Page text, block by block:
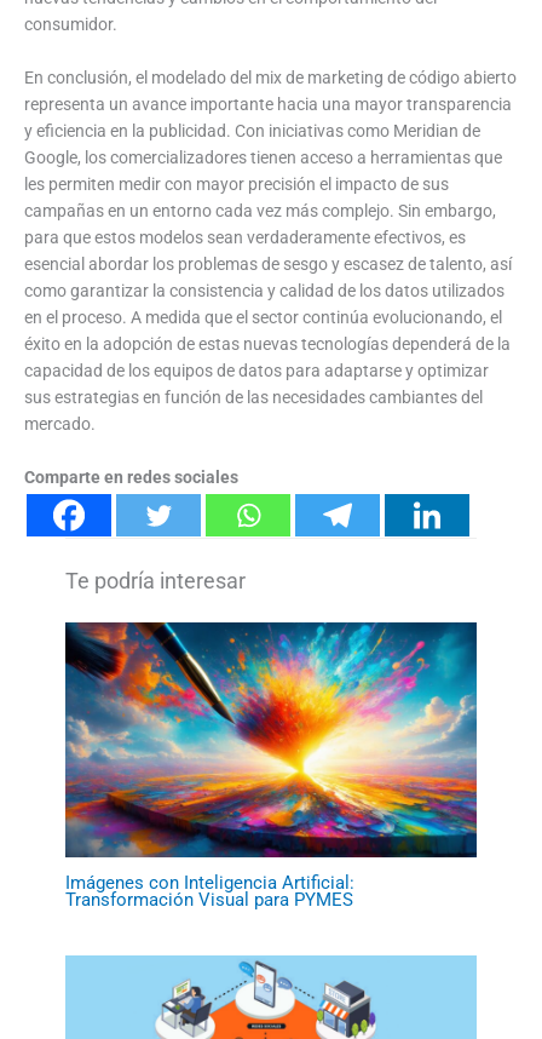
consumidor.
En conclusión, el modelado del mix de marketing de código abierto
representa un avance importante hacia una mayor transparencia
y eficiencia en la publicidad. Con iniciativas como Meridian de
Google, los comercializadores tienen acceso a herramientas que
les permiten medir con mayor precisión el impacto de sus
campañas en un entorno cada vez más complejo. Sin embargo,
para que estos modelos sean verdaderamente efectivos, es
esencial abordar los problemas de sesgo y escasez de talento, así
como garantizar la consistencia y calidad de los datos utilizados
en el proceso. A medida que el sector continúa evolucionando, el
éxito en la adopción de estas nuevas tecnologías dependerá de la
capacidad de los equipos de datos para adaptarse y optimizar
sus estrategias en función de las necesidades cambiantes del
mercado.
Comparte en redes sociales
Imágenes con Inteligencia Artificial:
Transformación Visual para PYMES